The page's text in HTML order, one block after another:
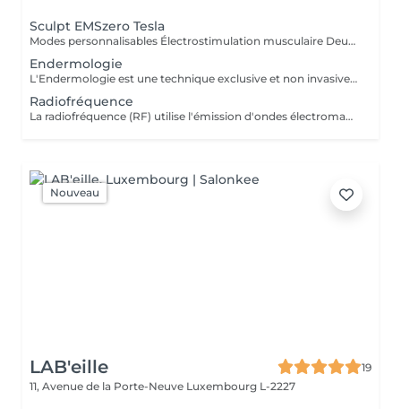
Sculpt EMSzero Tesla
Modes personnalisables Électrostimulation musculaire Deux poignées indépendantes : contrôlez la puissance indépendamment, permettant des entraînements synchronisés ou individualisés Sûr et non invasif : notre machine est exempte de courant, d'hyperthermie, de rayonnement et ne nécessite aucune période de récupération. Brûlage de graisse et développement musculaire sans effort Gain de temps et d'efforts : seulement 30 minutes d'utilisation équivalent à 30 000 contractions musculaires, l'équivalent d'innombrables rouleaux de ventre ou squats.
Endermologie
L'Endermologie est une technique exclusive et non invasive qui permet de remodeler votre silhouette, de lisser la cellulite et d'améliorer globalement la tonicité de la peau.
Radiofréquence
La radiofréquence (RF) utilise l'émission d'ondes électromagnétiques à très haute fréquence, pour cibler la peau. La technologie RF permet ainsi de raffermir sa peau et de réduire des tissus graisseux, afin de redessiner des contours touchés par un affaissement cutané et un relâchement de la peau.
Nouveau
LAB'eille
19
11, Avenue de la Porte-Neuve Luxembourg L-2227